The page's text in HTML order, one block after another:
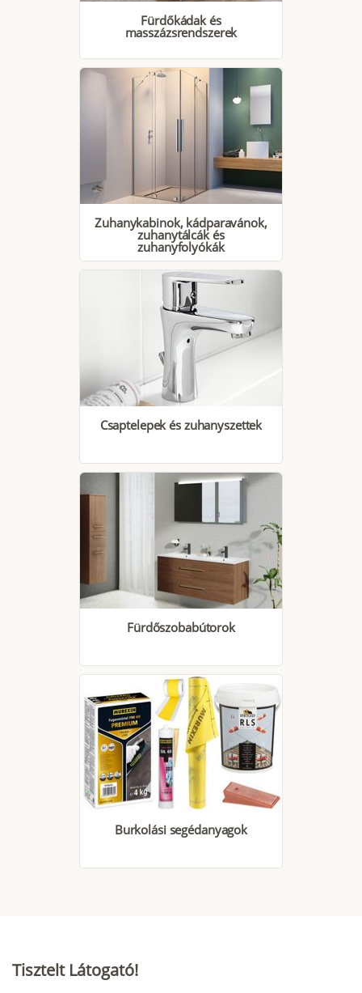
Fürdőkádak és
masszázsrendszerek
Zuhanykabinok, kádparavánok,
zuhanytálcák és
zuhanyfolyókák
Csaptelepek és zuhanyszettek
Fürdőszobabútorok
Burkolási segédanyagok
Tisztelt Látogató!